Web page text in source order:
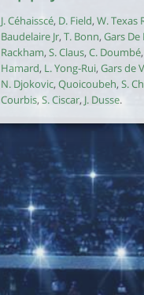
J. Céhaisscé, D. Field, W. Texas
Baudelaire Jr, T. Bonn, Gars
Rackham, S. Claus, C. Doumbé,
Hamard, L. Yong-Rui, Gars de
N. Djokovic, Quoicoubeh, S.
Courbis, S. Ciscar, J. Dusse.